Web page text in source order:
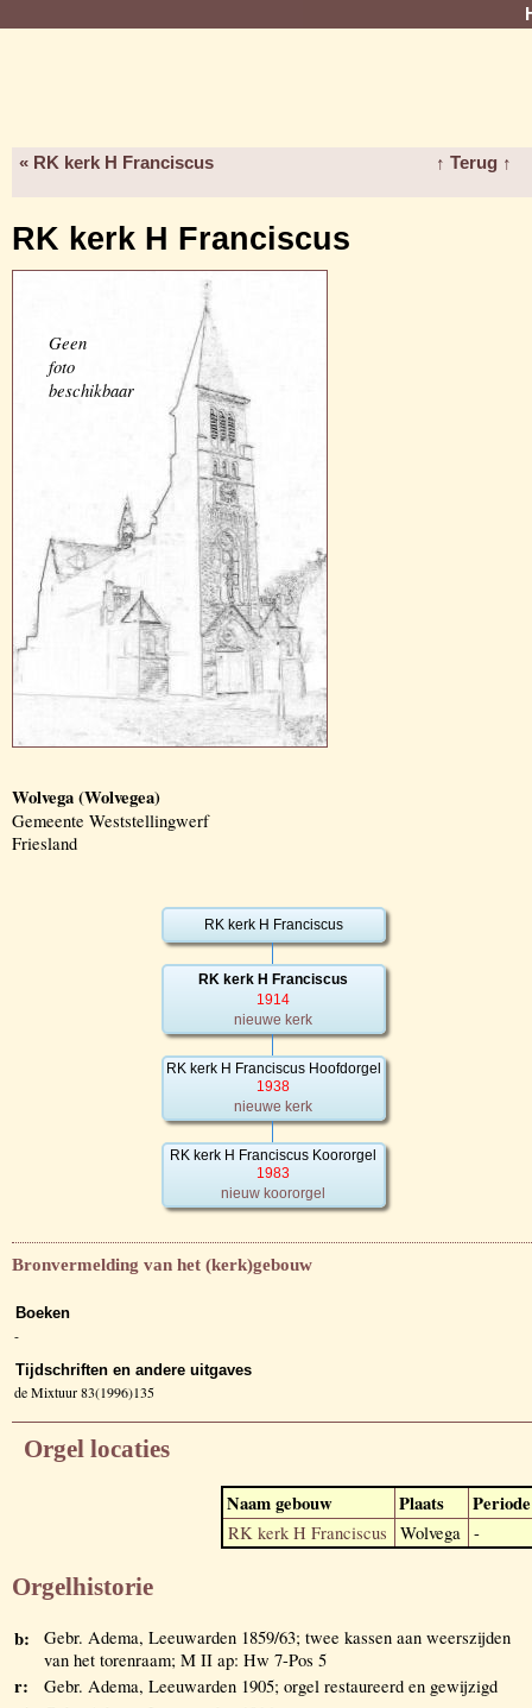
« RK kerk H Franciscus ↑ Terug ↑
RK kerk H Franciscus
Geen
foto
beschikbaar
Wolvega (Wolvegea)
Gemeente Weststellingwerf
Friesland
RK kerk H Franciscus
RK kerk H Franciscus
1914
nieuwe kerk
RK kerk H Franciscus Hoofdorgel
1938
nieuwe kerk
RK kerk H Franciscus Koororgel
1983
nieuw koororgel
Bronvermelding van het (kerk)gebouw
Boeken
-
Tijdschriften en andere uitgaves
de Mixtuur 83(1996)135
Orgel locaties
Naam gebouw Plaats Periode
RK kerk H Franciscus Wolvega -
Orgelhistorie
b:
Gebr. Adema, Leeuwarden 1859/63; twee kassen aan weerszijden
van het torenraam; M II ap: Hw 7-Pos 5
r: Gebr. Adema, Leeuwarden 1905; orgel restaureerd en gewijzigd